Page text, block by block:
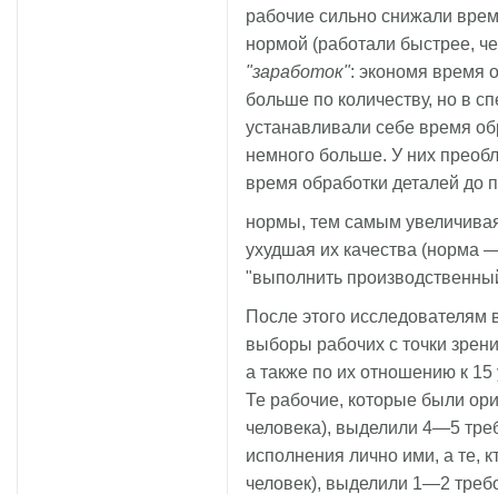
рабочие сильно снижали
нормой (работали быстрее,
"заработок": экономя время
больше по количеству, но в
устанавливали себе время
немного больше. У них
время обработки деталей до
нормы, тем самым
ухудшая их качества (норма
"выполнить
После этого исследователям
выборы рабочих с точки
а также по их отношению к
Те рабочие, которые были
человека), выделили 4—5
исполнения лично ими, а те,
человек), выделили 1—2